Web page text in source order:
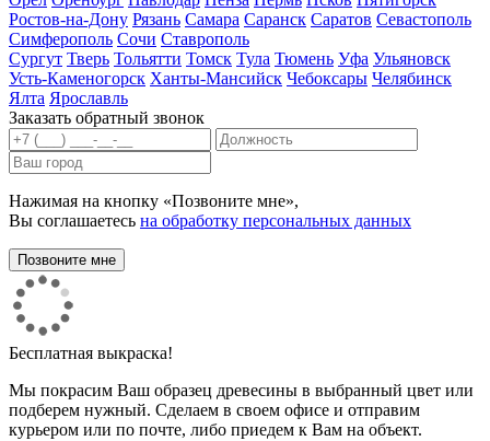
Ростов-на-Дону Рязань Самара Саранск Саратов Севастополь
Симферополь Сочи Ставрополь
Сургут Тверь Тольятти Томск Тула Тюмень Уфа Ульяновск
Усть-Каменогорск Ханты-Мансийск Чебоксары Челябинск
Ялта Ярославль
Заказать обратный звонок
Нажимая на кнопку «Позвоните мне»,
Вы соглашаетесь на обработку персональных данных
Бесплатная выкраска!
Мы покрасим Ваш образец древесины в выбранный цвет или
подберем нужный. Сделаем в своем офисе и отправим
курьером или по почте, либо приедем к Вам на объект.